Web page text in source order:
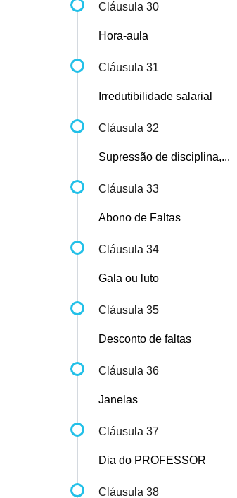
Cláusula 30
Hora-aula
Cláusula 31
Irredutibilidade salarial
Cláusula 32
Supressão de disciplina,...
Cláusula 33
Abono de Faltas
Cláusula 34
Gala ou luto
Cláusula 35
Desconto de faltas
Cláusula 36
Janelas
Cláusula 37
Dia do PROFESSOR
Cláusula 38